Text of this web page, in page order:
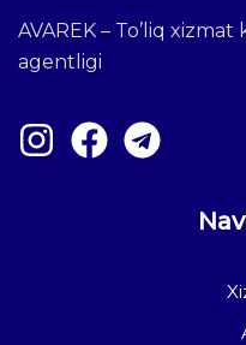
AVAREK – To’liq
agentligi